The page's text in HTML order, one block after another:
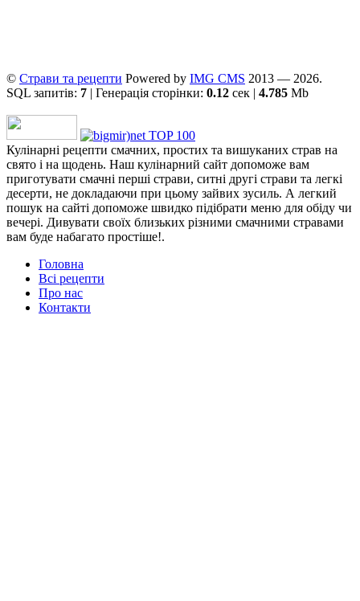
© Страви та рецепти Powered by ІMG CMS 2013 — 2026.
SQL запитів: 7 | Генерація сторінки: 0.12 сек | 4.785 Mb
Кулінарні рецепти смачних, простих та вишуканих страв на
свято і на щодень. Наш кулінарний сайт допоможе вам
приготувати смачні перші страви, ситні другі страви та легкі
десерти, не докладаючи при цьому зайвих зусиль. А легкий
пошук на сайті допоможе швидко підібрати меню для обіду чи
вечері. Дивувати своїх близьких різними смачними стравами
вам буде набагато простіше!.
Головна
Всі рецепти
Про нас
Контакти